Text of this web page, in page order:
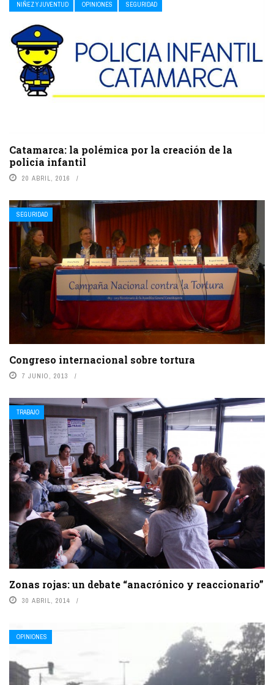
NIÑEZ Y JUVENTUD OPINIONES SEGURIDAD
Catamarca: la polémica por la creación de la
policía infantil
20 ABRIL, 2016
SEGURIDAD
Congreso internacional sobre tortura
7 JUNIO, 2013
TRABAJO
Zonas rojas: un debate “anacrónico y reaccionario”
30 ABRIL, 2014
OPINIONES